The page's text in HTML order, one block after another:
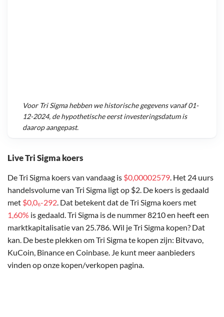
Live Tri Sigma koers
De Tri Sigma koers van vandaag is $0,00002579. Het 24 uurs
handelsvolume van Tri Sigma ligt op $2. De koers is gedaald
met $0,0₆-292. Dat betekent dat de Tri Sigma koers met
1,60% is gedaald. Tri Sigma is de nummer 8210 en heeft een
marktkapitalisatie van 25.786. Wil je Tri Sigma kopen? Dat
kan. De beste plekken om Tri Sigma te kopen zijn: Bitvavo,
KuCoin, Binance en Coinbase. Je kunt meer aanbieders
vinden op onze kopen/verkopen pagina.
Voor Tri Sigmahebben we historische gegevens vanaf01-
12-2024, de hypothetische eerst investeringsdatum is
daarop aangepast.